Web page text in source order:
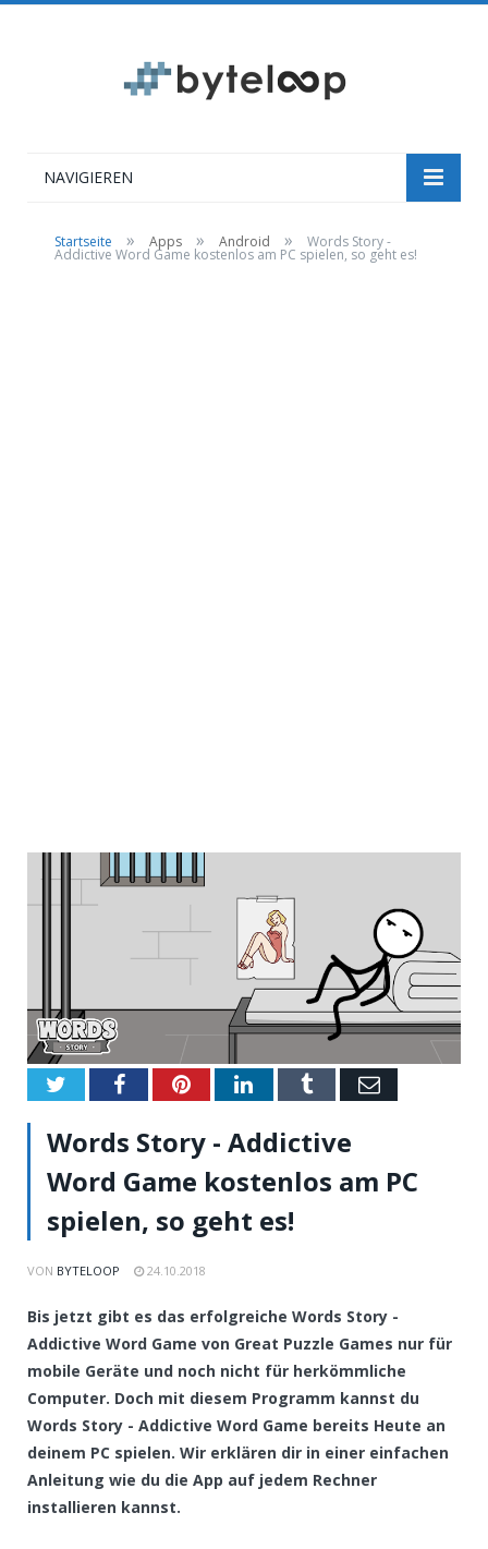
NAVIGIEREN
Startseite » Apps » Android » Words Story -
Addictive Word Game kostenlos am PC spielen, so geht es!
TwitterFacebookPinterestLinkedInTumblrEmail
Words Story - Addictive
Word Game kostenlos am PC
spielen, so geht es!
VON BYTELOOP 24.10.2018
Bis jetzt gibt es das erfolgreiche Words Story -
Addictive Word Game von Great Puzzle Games nur für
mobile Geräte und noch nicht für herkömmliche
Computer. Doch mit diesem Programm kannst du
Words Story - Addictive Word Game bereits Heute an
deinem PC spielen. Wir erklären dir in einer einfachen
Anleitung wie du die App auf jedem Rechner
installieren kannst.